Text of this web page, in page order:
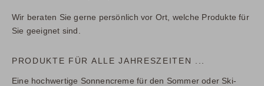
Wir beraten Sie gerne persönlich vor Ort, welche Produkte für
Sie geeignet sind.
PRODUKTE FÜR ALLE JAHRESZEITEN ...
Eine hochwertige Sonnencreme für den Sommer oder Ski-